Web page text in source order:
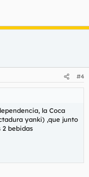
#4
la Coca
yanki) ,que junto
2 bebidas